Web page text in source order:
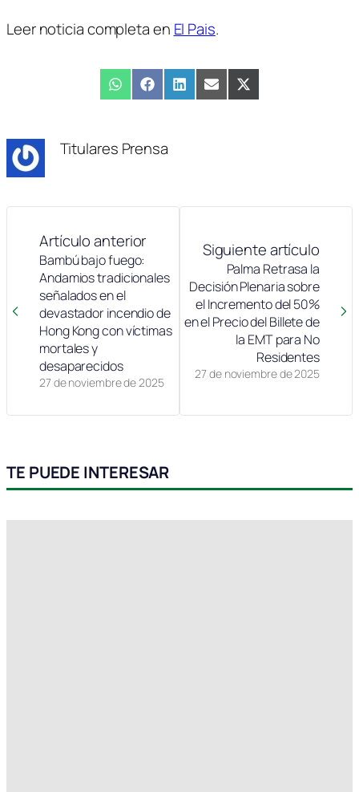
Leer noticia completa en El Pais.
Compartir
en
WhatsAppCompartir
en
FacebookCompartir
en
LinkedInCompartir
en
EmailCompartir
en
X
(Twitter)
Titulares Prensa
Artículo anterior
27 de noviembre de 2025
Bambú bajo fuego:
Andamios tradicionales
señalados en el
devastador incendio de
Hong Kong con víctimas
mortales y
desaparecidos
Siguiente artículo
27 de noviembre de 2025
Palma Retrasa la
Decisión Plenaria sobre
el Incremento del 50%
en el Precio del Billete de
la EMT para No
Residentes
TE PUEDE INTERESAR